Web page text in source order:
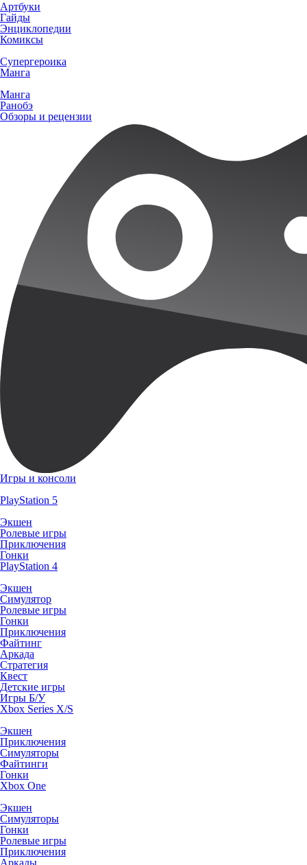
Артбуки
Гайды
Энциклопедии
Комиксы
Супергероика
Манга
Манга
Ранобэ
Обзоры и рецензии
Игры и консоли
PlayStation 5
Экшен
Ролевые игры
Приключения
Гонки
PlayStation 4
Экшен
Симулятор
Ролевые игры
Гонки
Приключения
Файтинг
Аркада
Стратегия
Квест
Детские игры
Игры Б/У
Xbox Series X/S
Экшен
Приключения
Симуляторы
Файтинги
Гонки
Xbox One
Экшен
Симуляторы
Гонки
Ролевые игры
Приключения
Аркады